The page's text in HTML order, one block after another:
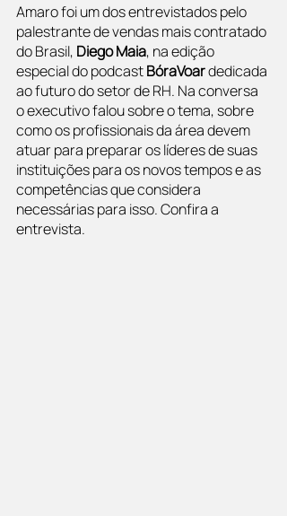
Amaro foi um dos entrevistados pelo
palestrante de vendas mais contratado
do Brasil, Diego Maia, na edição
especial do podcast BóraVoar dedicada
ao futuro do setor de RH. Na conversa
o executivo falou sobre o tema, sobre
como os profissionais da área devem
atuar para preparar os líderes de suas
instituições para os novos tempos e as
competências que considera
necessárias para isso. Confira a
entrevista.